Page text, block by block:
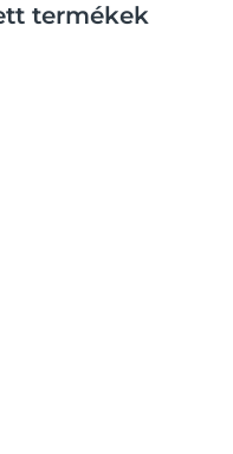
termékek